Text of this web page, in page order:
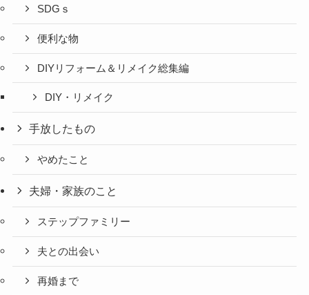
SDGｓ
便利な物
DIYリフォーム＆リメイク総集編
DIY・リメイク
手放したもの
やめたこと
夫婦・家族のこと
ステップファミリー
夫との出会い
再婚まで